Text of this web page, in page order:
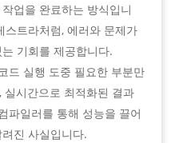
업을 완료하는 방식입니
트라처럼, 에러와 문제가
기회를 제공합니다.
드 실행 도중 필요한 부분만
시간으로 최적화된 결과
파일러를 통해 성능을 끌어
진 사실입니다.